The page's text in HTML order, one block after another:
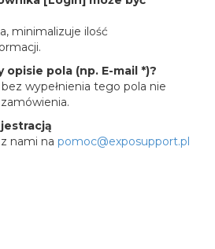
minimalizuje ilość
opisie pola (np. E-mail *)?
wypełnienia tego pola nie
nami na pomoc@exposupport.pl